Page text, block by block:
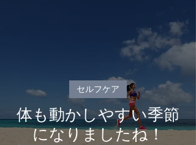
体も動かしやすい季節
になりましたね！
セルフケア